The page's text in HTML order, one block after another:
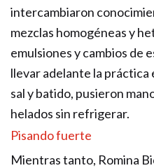
intercambiaron
mezclas homogéneas y
emulsiones y cambios de
llevar adelante la
sal y batido, pusieron
helados sin refrigerar.
Pisando fuerte
Mientras tanto, Romina